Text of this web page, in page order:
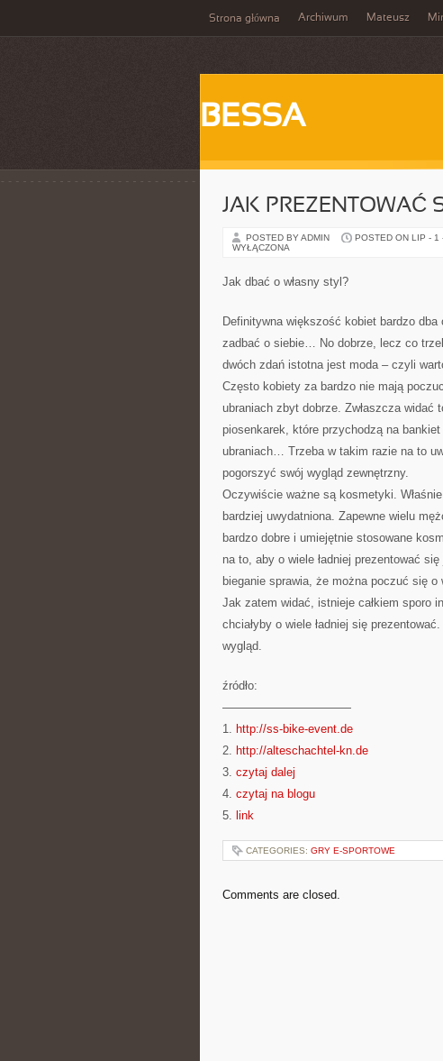
Strona główna Archiwum Mateusz
BESSA
JAK PREZENTOWAĆ
POSTED BY ADMIN POSTED ON LIP - 1
WYŁĄCZONA
Jak dbać o własny styl?
Definitywna większość kobiet bardzo
zadbać o siebie… No dobrze, lecz co
dwóch zdań istotna jest moda – czyli
Często kobiety za bardzo nie mają
ubraniach zbyt dobrze. Zwłaszcza widać
piosenkarek, które przychodzą na
ubraniach… Trzeba w takim razie na to
pogorszyć swój wygląd zewnętrzny.
Oczywiście ważne są kosmetyki.
bardziej uwydatniona. Zapewne wielu
bardzo dobre i umiejętnie stosowane
na to, aby o wiele ładniej prezentować
bieganie sprawia, że można poczuć się o
Jak zatem widać, istnieje całkiem sporo
chciałyby o wiele ładniej się
wygląd.
źródło:
———————————
1. http://ss-bike-event.de
2. http://alteschachtel-kn.de
3. czytaj dalej
4. czytaj na blogu
5. link
CATEGORIES: GRY E-SPORTOWE
Comments are closed.